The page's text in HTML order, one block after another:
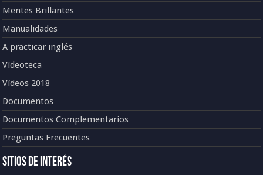
Mentes Brillantes
Manualidades
A practicar inglés
Videoteca
Vídeos 2018
Documentos
Documentos Complementarios
Preguntas Frecuentes
Sitios de Interés